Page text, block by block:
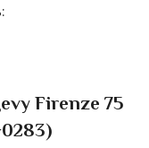
Firenze 75